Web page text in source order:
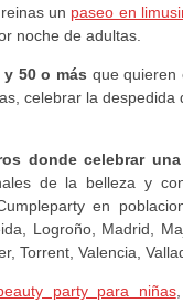
un paseo en
noche de adultas.
50 o más que quieren
celebrar la despedida
donde celebrar
de la belleza y
en
Logroño, Madrid,
Torrent, Valencia,
party para niñas,